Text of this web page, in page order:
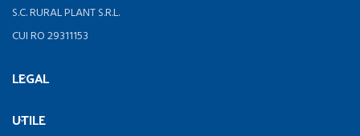
S.C. RURAL PLANT S.R.L.
CUI RO 29311153
LEGAL
UTILE